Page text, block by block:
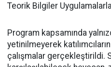
Teorik Bilgiler
Program kapsamında
yetinilmeyerek
çalışmalar gerçekleştirildi.